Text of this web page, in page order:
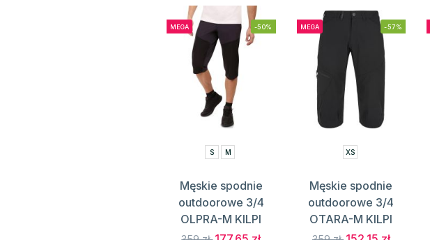
MEGA -50%
S M
Męskie spodnie
outdoorowe 3/4
OLPRA-M KILPI
MEGA -57%
XS
Męskie spodnie
outdoorowe 3/4
OTARA-M KILPI